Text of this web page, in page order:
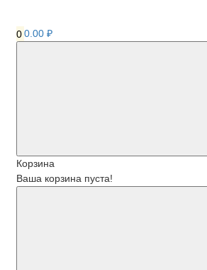
00.00 ₽
Корзина
Ваша корзина пуста!